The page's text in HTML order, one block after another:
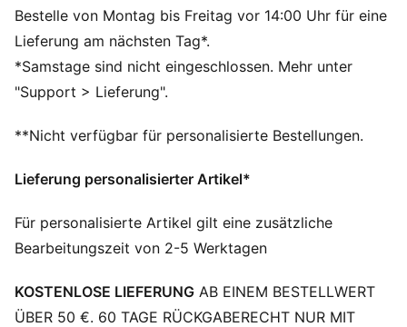
Mittelhoher Schaft
Drei Mittelfußriemen für mehr Stabilität des Fußes
Gestanzte Eco Ortholite Ultra Innensohle, die mit der
Strobel-Platte verklebt ist
Durchgehende EVONIK Platte innen
12 mm
Obermaterial: Leder; Futter: Textil; Zwischensohle:
Bestelle von Montag bis Freitag vor 14:00 Uhr für eine
Lieferung am nächsten Tag*.
*Samstage sind nicht eingeschlossen. Mehr unter
"Support > Lieferung".
**Nicht verfügbar für personalisierte Bestellungen.
Lieferung personalisierter Artikel*
Für personalisierte Artikel gilt eine zusätzliche
Bearbeitungszeit von 2-5 Werktagen
KOSTENLOSE LIEFERUNG AB EINEM BESTELLWERT
ÜBER 50 €. 60 TAGE RÜCKGABERECHT NUR MIT